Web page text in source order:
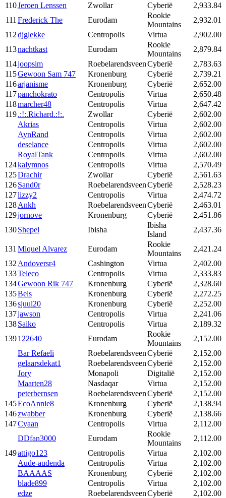
110Jeroen Lenssen Zwollar Cyberië
2,933.84
111 Frederick The Eurodam
Rookie
Mountains
2,932.01
112djglekke Centropolis Virtua
2,902.00
113nachtkast Eurodam
Rookie
Mountains
2,879.84
114joopsim RoebelarendsveenCyberië
2,783.63
115Gewoon Sam 747 Kronenburg Cyberië
2,739.21
116arjanisme Kronenburg Cyberië
2,652.00
117panchokrato Centropolis Virtua
2,650.48
118marcher48 Centropolis Virtua
2,647.42
119.:!:.Richard.:!:. Zwollar Cyberië
2,602.00
Akrias
Centropolis Virtua
2,602.00
AynRand
Centropolis Virtua
2,602.00
deselance
Centropolis Virtua
2,602.00
RoyalTank
Centropolis Virtua
2,602.00
124kalymnos Centropolis Virtua
2,570.49
125Drachir Zwollar Cyberië
2,561.63
126Sand0r RoebelarendsveenCyberië
2,528.23
127lizzy2 Centropolis Virtua
2,474.72
128Ankh RoebelarendsveenCyberië
2,463.01
129jornove Kronenburg Cyberië
2,451.86
130Shepel Ibisha
Ibisha
Island
2,437.36
131 Miquel Alvarez Eurodam
Rookie
Mountains
2,421.24
132 Andoversr4 Cashington Virtua
2,402.00
133Teleco Centropolis Virtua
2,333.83
134Gewoon Rik 747 Kronenburg Cyberië
2,328.60
135Bels Kronenburg Cyberië
2,272.25
136sjuul20 Kronenburg Cyberië
2,252.00
137jawson Centropolis Virtua
2,241.06
138Saiko Centropolis Virtua
2,189.32
139122640 Eurodam
Rookie
Mountains
2,152.00
Bar Refaeli
RoebelarendsveenCyberië
2,152.00
gelaarsdekat1
RoebelarendsveenCyberië
2,152.00
Jory
Monapoli Digitalië
2,152.00
Maarten28
Nasdaqar Virtua
2,152.00
peterbernsen
RoebelarendsveenCyberië
2,152.00
145EcoAnnie8 Kronenburg Cyberië
2,138.94
146zwabber Kronenburg Cyberië
2,138.66
147Cyaan Centropolis Virtua
2,112.00
DDfan3000
Eurodam
Rookie
Mountains
2,112.00
149attigo123 Centropolis Virtua
2,102.00
Aude-audenda
Centropolis Virtua
2,102.00
BAAAAS
Kronenburg Cyberië
2,102.00
blade899
Centropolis Virtua
2,102.00
edze
RoebelarendsveenCyberië
2,102.00